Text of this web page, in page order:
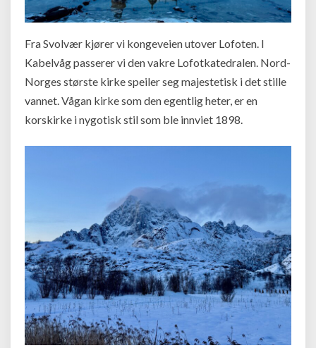
Fra Svolvær kjører vi kongeveien utover Lofoten. I
Kabelvåg passerer vi den vakre Lofotkatedralen. Nord-
Norges største kirke speiler seg majestetisk i det stille
vannet. Vågan kirke som den egentlig heter, er en
korskirke i nygotisk stil som ble innviet 1898.